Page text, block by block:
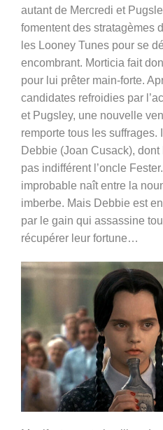
autant de Mercredi et
fomentent des stratagèmes
les Looney Tunes pour se
encombrant. Morticia fait
pour lui prêter main-forte.
candidates refroidies par
et Pugsley, une nouvelle
remporte tous les suffrages.
Debbie (Joan Cusack),
pas indifférent l’oncle
improbable naît entre la
imberbe. Mais Debbie est
par le gain qui assassine
récupérer leur fortune…